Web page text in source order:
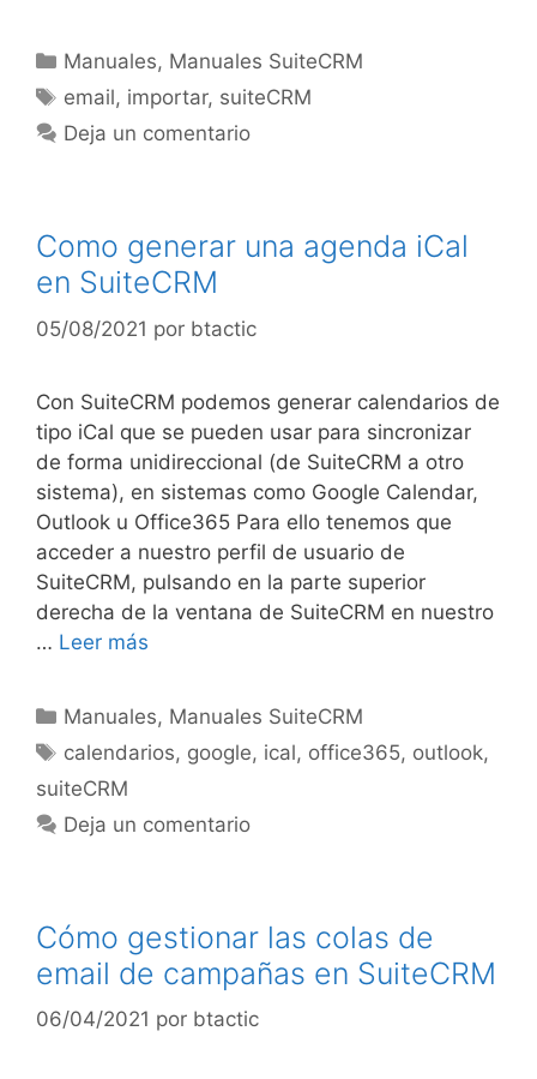
Manuales, Manuales SuiteCRM
email, importar, suiteCRM
Deja un comentario
Como generar una agenda iCal
en SuiteCRM
05/08/2021 por btactic
Con SuiteCRM podemos generar calendarios de
tipo iCal que se pueden usar para sincronizar
de forma unidireccional (de SuiteCRM a otro
sistema), en sistemas como Google Calendar,
Outlook u Office365 Para ello tenemos que
acceder a nuestro perfil de usuario de
SuiteCRM, pulsando en la parte superior
derecha de la ventana de SuiteCRM en nuestro
… Leer más
Manuales, Manuales SuiteCRM
calendarios, google, ical, office365, outlook,
suiteCRM
Deja un comentario
Cómo gestionar las colas de
email de campañas en SuiteCRM
06/04/2021 por btactic